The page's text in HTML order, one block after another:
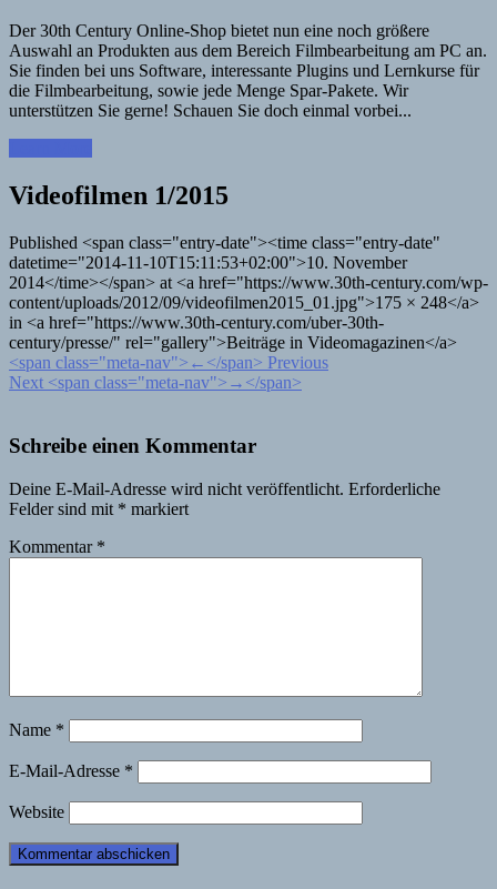
Der 30th Century Online-Shop bietet nun eine noch größere
Auswahl an Produkten aus dem Bereich Filmbearbeitung am PC an.
Sie finden bei uns Software, interessante Plugins und Lernkurse für
die Filmbearbeitung, sowie jede Menge Spar-Pakete. Wir
unterstützen Sie gerne! Schauen Sie doch einmal vorbei...
Videofilmen 1/2015
Published <span class="entry-date"><time class="entry-date"
datetime="2014-11-10T15:11:53+02:00">10. November
2014</time></span> at <a href="https://www.30th-century.com/wp-
content/uploads/2012/09/videofilmen2015_01.jpg">175 × 248</a>
in <a href="https://www.30th-century.com/uber-30th-
century/presse/" rel="gallery">Beiträge in Videomagazinen</a>
<span class="meta-nav">←</span> Previous
Next <span class="meta-nav">→</span>
Schreibe einen Kommentar
Deine E-Mail-Adresse wird nicht veröffentlicht. Erforderliche
Felder sind mit * markiert
Kommentar *
Name *
E-Mail-Adresse *
Website